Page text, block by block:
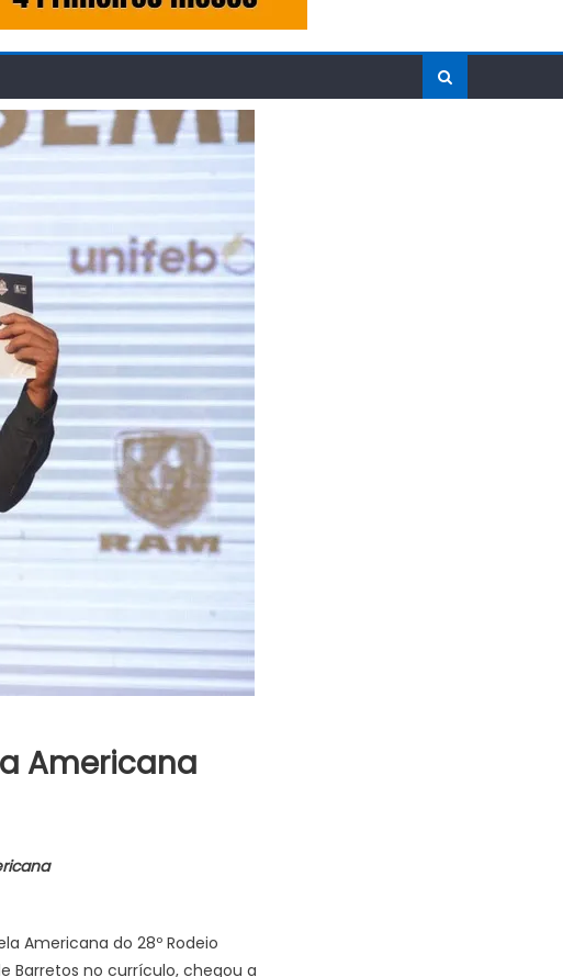
Americana
Americana do 28º Rodeio
Barretos no currículo, chegou a